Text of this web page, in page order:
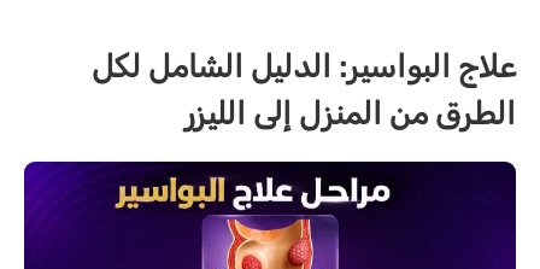
علاج البواسير: الدليل الشامل لكل
الطرق من المنزل إلى الليزر